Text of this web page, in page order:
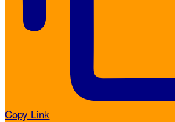
Copy Link